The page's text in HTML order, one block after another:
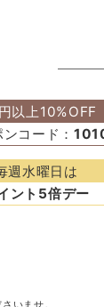
以上10%OFF
ンコード：
週水曜日は
ント5倍デー